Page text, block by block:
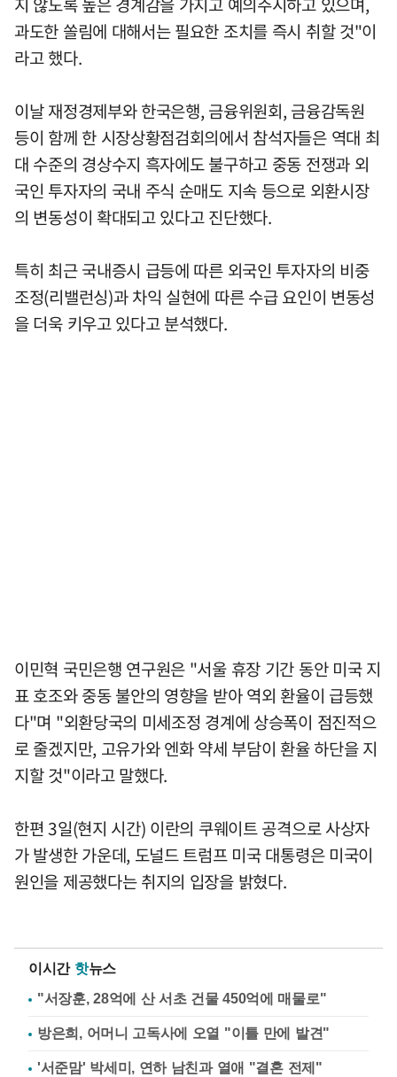
과도한 쏠림에 대해서는 필요한 조치를 즉시 취할 것"이
라고 했다.
이날 재정경제부와 한국은행, 금융위원회, 금융감독원
등이 함께 한 시장상황점검회의에서 참석자들은 역대 최
대 수준의 경상수지 흑자에도 불구하고 중동 전쟁과 외
국인 투자자의 국내 주식 순매도 지속 등으로 외환시장
의 변동성이 확대되고 있다고 진단했다.
특히 최근 국내증시 급등에 따른 외국인 투자자의 비중
조정(리밸런싱)과 차익 실현에 따른 수급 요인이 변동성
을 더욱 키우고 있다고 분석했다.
이민혁 국민은행 연구원은 "서울 휴장 기간 동안 미국 지
표 호조와 중동 불안의 영향을 받아 역외 환율이 급등했
다"며 "외환당국의 미세조정 경계에 상승폭이 점진적으
로 줄겠지만, 고유가와 엔화 약세 부담이 환율 하단을 지
지할 것"이라고 말했다.
한편 3일(현지 시간) 이란의 쿠웨이트 공격으로 사상자
가 발생한 가운데, 도널드 트럼프 미국 대통령은 미국이
원인을 제공했다는 취지의 입장을 밝혔다.
이시간 핫뉴스
"서장훈, 28억에 산 서초 건물 450억에 매물로"
방은희, 어머니 고독사에 오열 "이틀 만에 발견"
'서준맘' 박세미, 연하 남친과 열애 "결혼 전제"